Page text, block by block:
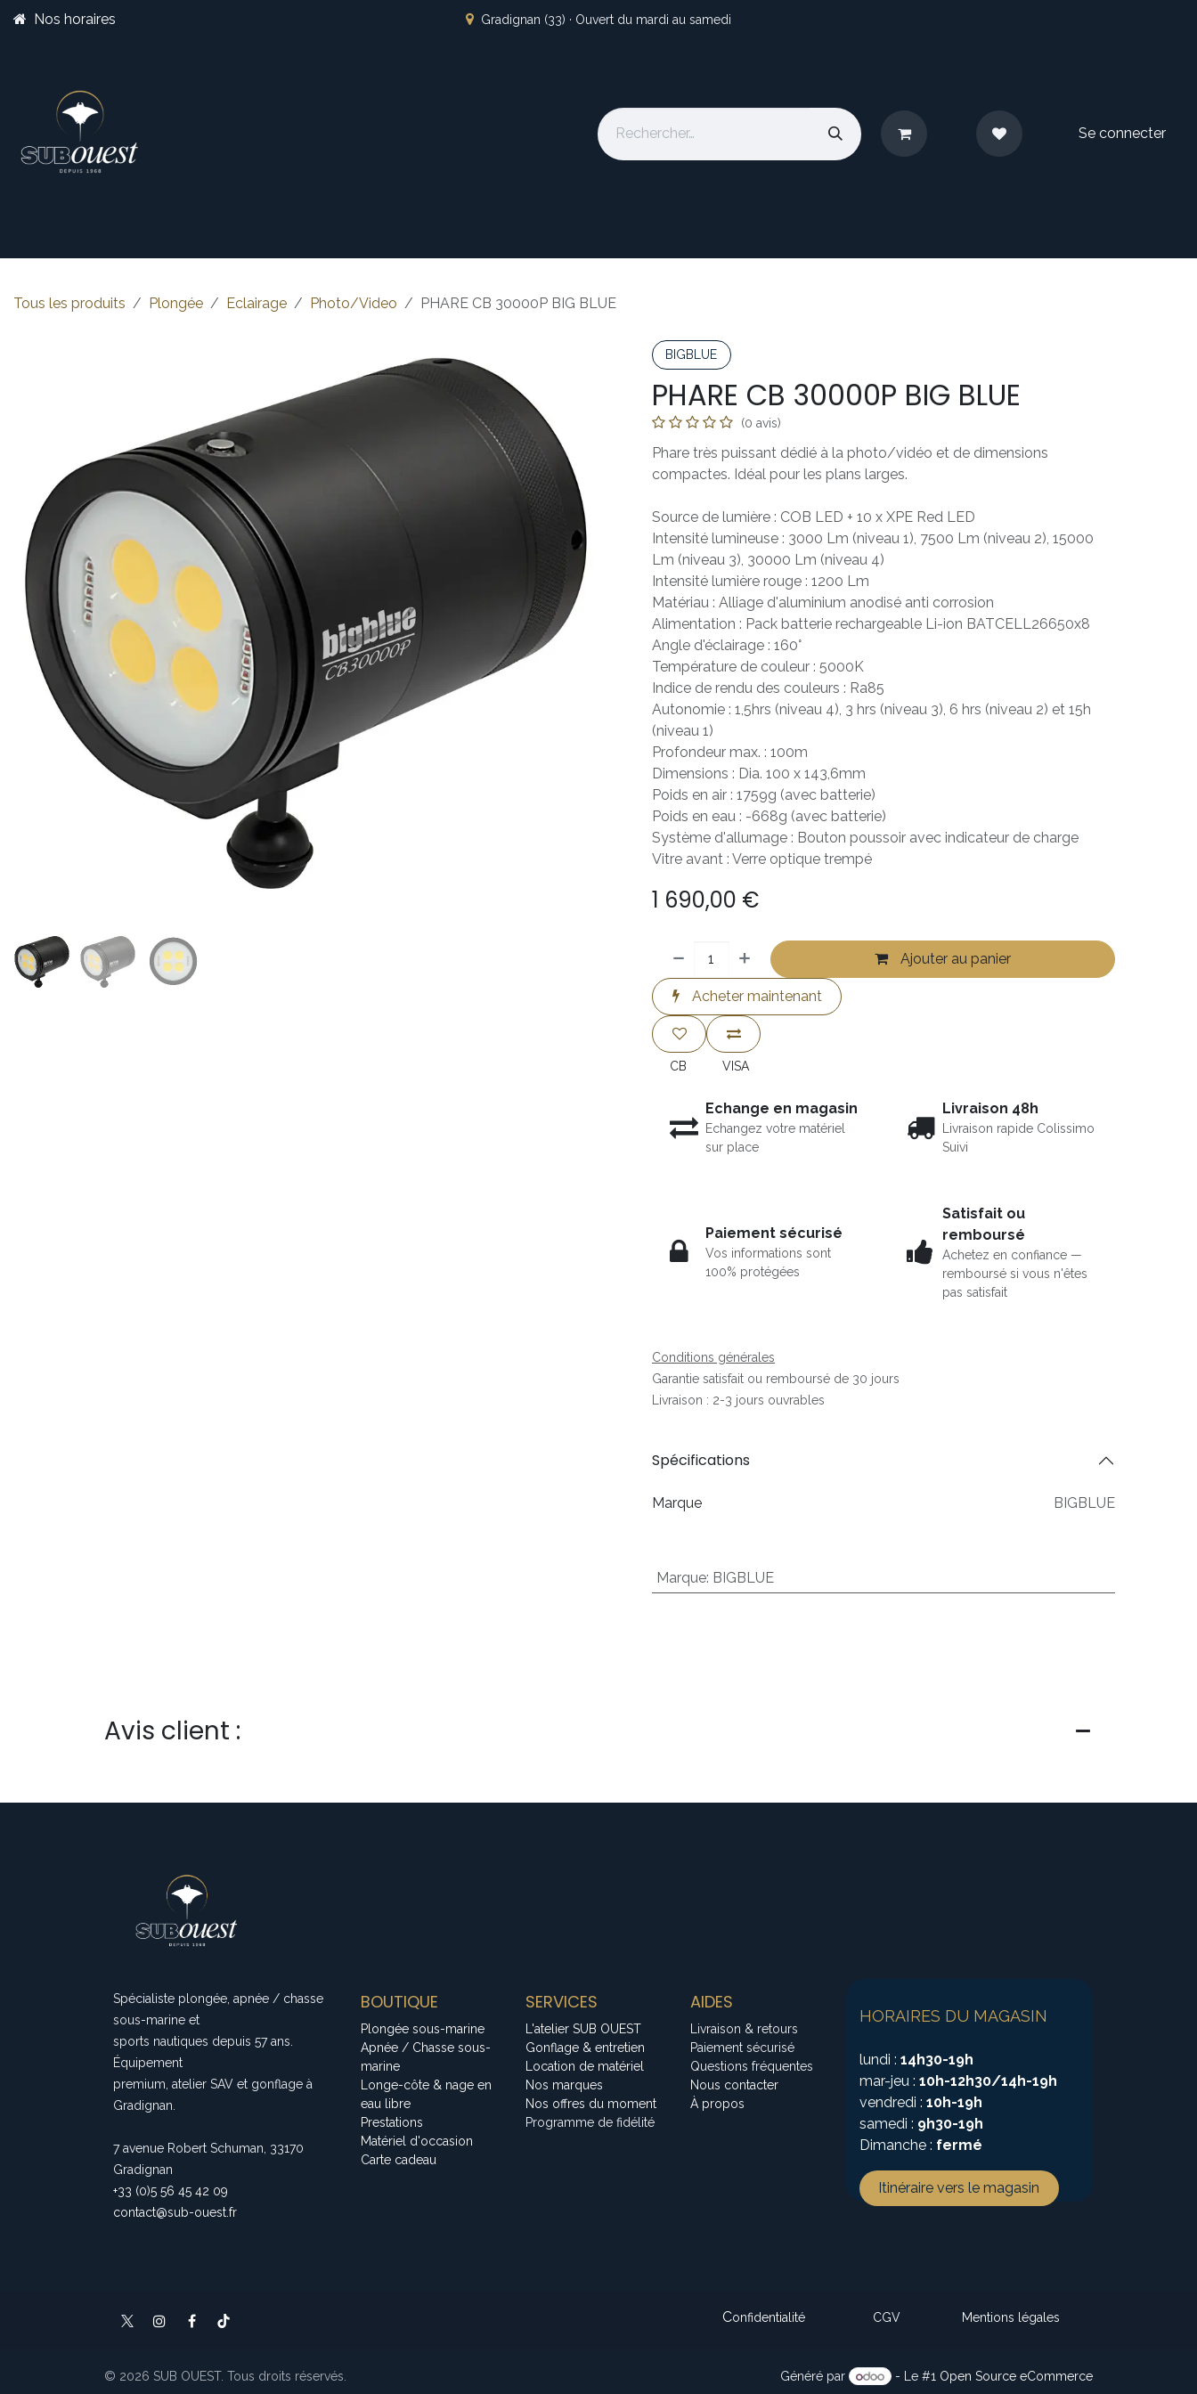
Se rendre au contenu
Nos horaires Gradignan (33) · Ouvert du mardi au samedi
Se connecter
Tous les produits Plongée Eclairage Photo/Video PHARE CB 30000P BIG BLUE
BIGBLUE
PHARE CB 30000P BIG BLUE
(0 avis)
Phare très puissant dédié à la photo/vidéo et de dimensions
compactes. Idéal pour les plans larges.
Source de lumière : COB LED + 10 x XPE Red LED
Intensité lumineuse : 3000 Lm (niveau 1), 7500 Lm (niveau 2), 15000
Lm (niveau 3), 30000 Lm (niveau 4)
Intensité lumière rouge : 1200 Lm
Matériau : Alliage d'aluminium anodisé anti corrosion
Alimentation : Pack batterie rechargeable Li-ion BATCELL26650x8
Angle d'éclairage : 160°
Température de couleur : 5000K
Indice de rendu des couleurs : Ra85
Autonomie : 1,5hrs (niveau 4), 3 hrs (niveau 3), 6 hrs (niveau 2) et 15h
(niveau 1)
Profondeur max. : 100m
Dimensions : Dia. 100 x 143,6mm
Poids en air : 1759g (avec batterie)
Poids en eau : -668g (avec batterie)
Système d'allumage : Bouton poussoir avec indicateur de charge
Vitre avant : Verre optique trempé
1 690,00 €
Ajouter au panier
Acheter maintenant
CB VISA
Echange en magasin
Echangez votre matériel
sur place
Livraison 48h
Livraison rapide Colissimo
Suivi
Paiement sécurisé
Vos informations sont
100% protégées
Satisfait ou
remboursé
Achetez en confiance —
remboursé si vous n'êtes
pas satisfait
Conditions générales
Garantie satisfait ou remboursé de 30 jours
Livraison : 2-3 jours ouvrables
Spécifications
Marque BIGBLUE
Marque: BIGBLUE
Avis client :
Spécialiste plongée, apnée / chasse
sous-marine et
sports nautiques depuis 57 ans.
Équipement
premium, atelier SAV et gonflage à
Gradignan.
7 avenue Robert Schuman, 33170
Gradignan
+33 (0)5 56 45 42 09
contact@sub-ouest.fr
BOUTIQUE
Plongée sous-marine
Apnée / Chasse sous-
marine
Longe-côte & nage en
eau libre
Prestations
Matériel d'occasion
Carte cadeau
SERVICES
L'atelier SUB OUEST
Gonflage & entretien
Location de matériel
Nos marques
Nos offres du moment
Programme de fidélité
AIDES
Livraison & retours
Paiement sécurisé
Questions fréquentes
Nous contacter
À propos
HORAIRES DU MAGASIN
lundi : 14h30-19h
mar-jeu : 10h-12h30/14h-19h
vendredi : 10h-19h
samedi : 9h30-19h
Dimanche : fermé
Itinéraire vers le magasin
Mentions légales
CGV
Confidentialité
© 2026 SUB OUEST. Tous droits réservés. Généré par - Le #1 Open Source eCommerce